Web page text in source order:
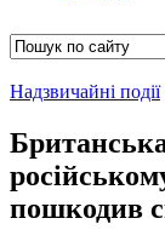
Надзвичайні події
пошкодив